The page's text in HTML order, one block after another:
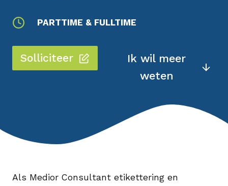
PARTTIME & FULLTIME
Solliciteer
Ik wil meer
weten
Als Medior Consultant etikettering en